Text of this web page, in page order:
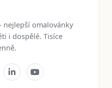
nejlepší omalovánky
i dospělé. Tisíce